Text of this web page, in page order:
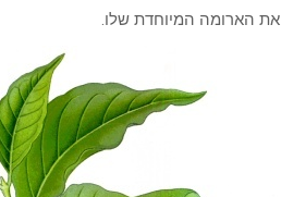
את הארומה המיוחדת שלו.